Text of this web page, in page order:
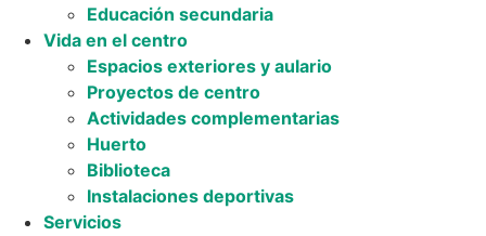
Educación secundaria
Vida en el centro
Espacios exteriores y aulario
Proyectos de centro
Actividades complementarias
Huerto
Biblioteca
Instalaciones deportivas
Servicios